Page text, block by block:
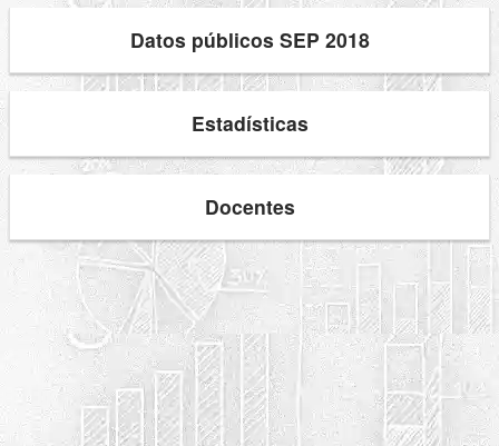
Datos públicos SEP 2018
Estadísticas
Docentes